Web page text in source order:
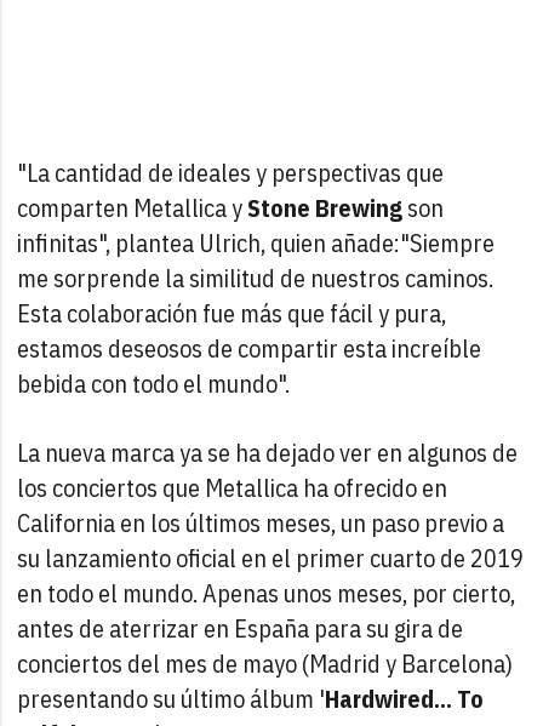
"La cantidad de ideales y perspectivas que
comparten Metallica yStone Brewingson
infinitas", plantea Ulrich, quien añade:"Siempre
me sorprende la similitud de nuestros caminos.
Esta colaboración fue más que fácil y pura,
estamos deseosos de compartir esta increíble
bebida con todo el mundo".
La nueva marca ya se ha dejado ver en algunos de
los conciertos que Metallica ha ofrecido en
California en los últimos meses, un paso previo a
su lanzamiento oficial en el primer cuarto de 2019
en todo el mundo. Apenas unos meses, por cierto,
antes de aterrizar en España para su gira de
conciertos del mes de mayo (Madrid y Barcelona)
presentando su último álbum 'Hardwired... To